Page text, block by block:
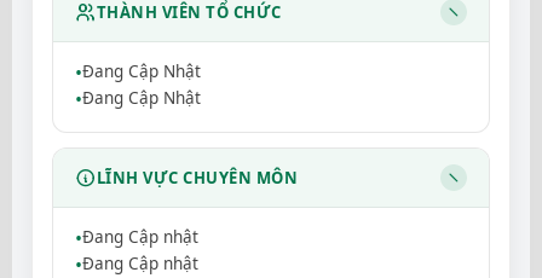
THÀNH VIÊN TỔ CHỨC
Đang Cập Nhật
Đang Cập Nhật
LĨNH VỰC CHUYÊN MÔN
Đang Cập nhật
Đang Cập nhật